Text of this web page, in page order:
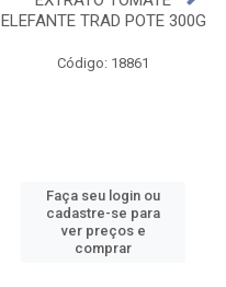
ELEFANTE TRAD POTE 300G
Código: 18861
Faça seu login ou
cadastre-se para
ver preços e
comprar